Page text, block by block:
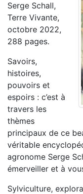
Serge Schall,
Terre Vivante,
octobre 2022,
288 pages.
Savoirs,
histoires,
pouvoirs et
espoirs : c’est à
travers les
thèmes
principaux de ce
véritable
agronome Serge
émerveiller et à
Sylviculture,